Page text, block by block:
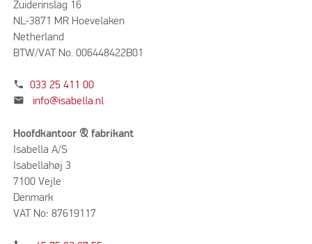
Zuiderinslag 16
NL-3871 MR Hoevelaken
Netherland
BTW/VAT No. 006448422B01
phone 033 25 411 00
mail info@isabella.nl
Hoofdkantoor & fabrikant
Isabella A/S
Isabellahøj 3
7100 Vejle
Denmark
VAT No: 87619117